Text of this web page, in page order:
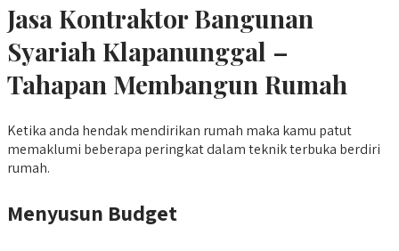
Jasa Kontraktor Bangunan
Syariah Klapanunggal –
Tahapan Membangun Rumah
Ketika anda hendak mendirikan rumah maka kamu patut
memaklumi beberapa peringkat dalam teknik terbuka berdiri
rumah.
Menyusun Budget